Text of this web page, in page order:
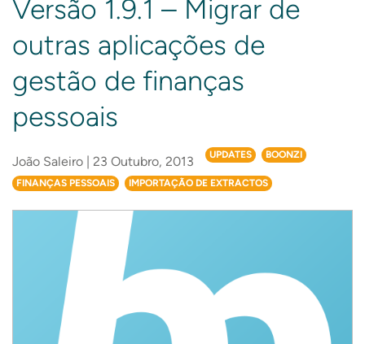
Versão 1.9.1 – Migrar de
outras aplicações de
gestão de finanças
pessoais
João Saleiro | 23 Outubro, 2013 UPDATES BOONZI
FINANÇAS PESSOAIS IMPORTAÇÃO DE EXTRACTOS